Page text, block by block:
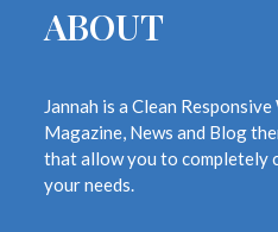
ABOUT
Jannah is a Clean
Magazine, News and Blog
that allow you to completely
your needs.